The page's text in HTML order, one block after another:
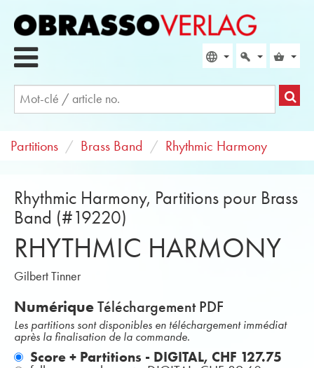
Partitions Brass Band Rhythmic Harmony
Rhythmic Harmony, Partitions pour Brass
Band (#19220)
RHYTHMIC HARMONY
Gilbert Tinner
NumériqueTéléchargement PDF
Les partitions sont disponibles en téléchargement immédiat
après la finalisation de la commande.
Score + Partitions - DIGITAL, CHF 127.75